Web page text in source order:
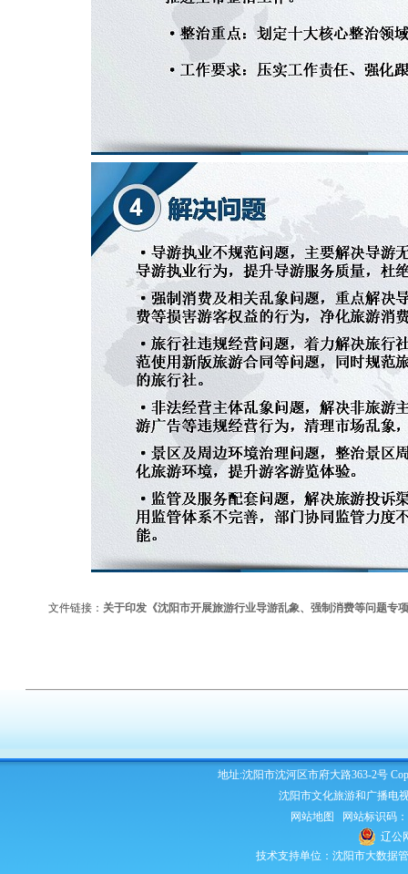
文件链接： 关于印发《沈阳市开展旅游行业导游乱象、强制消费等问题专
地址:沈阳市沈河区市府大路363-2号
沈阳市文化旅游和广播电
网站地图
网站标识码
辽公
技术支持单位：沈阳市大数据